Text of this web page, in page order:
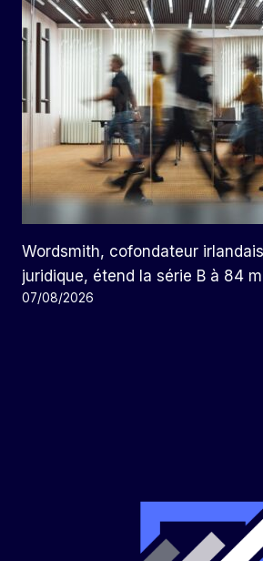
Wordsmith, cofondateur
juridique, étend la série B à 84
07/08/2026